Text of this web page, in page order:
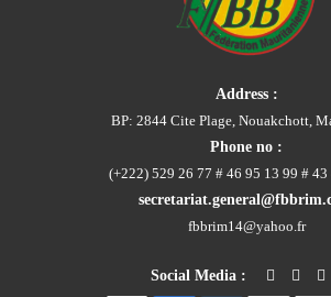
Address :
BP: 2844 Cite Plage, Nouakchott,
Phone no :
(+222) 529 26 77 # 46 95 13 99 # 43
fbbrim14@yahoo.fr
Social Media :